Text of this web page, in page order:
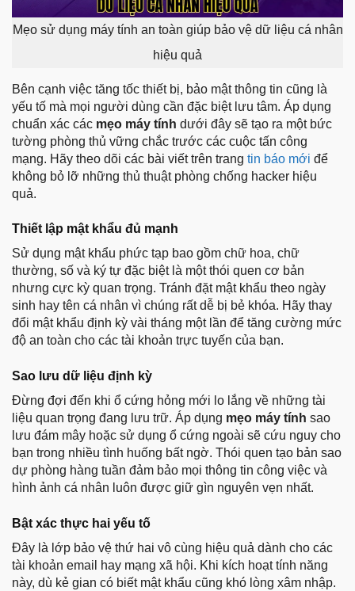
Mẹo sử dụng máy tính an toàn giúp bảo vệ dữ liệu cá nhân
hiệu quả
Bên cạnh việc tăng tốc thiết bị, bảo mật thông tin cũng là
yếu tố mà mọi người dùng cần đặc biệt lưu tâm. Áp dụng
chuẩn xác các mẹo máy tính dưới đây sẽ tạo ra một bức
tường phòng thủ vững chắc trước các cuộc tấn công
mạng. Hãy theo dõi các bài viết trên trang tin báo mới để
không bỏ lỡ những thủ thuật phòng chống hacker hiệu
quả.
Thiết lập mật khẩu đủ mạnh
Sử dụng mật khẩu phức tạp bao gồm chữ hoa, chữ
thường, số và ký tự đặc biệt là một thói quen cơ bản
nhưng cực kỳ quan trọng. Tránh đặt mật khẩu theo ngày
sinh hay tên cá nhân vì chúng rất dễ bị bẻ khóa. Hãy thay
đổi mật khẩu định kỳ vài tháng một lần để tăng cường mức
độ an toàn cho các tài khoản trực tuyến của bạn.
Sao lưu dữ liệu định kỳ
Đừng đợi đến khi ổ cứng hỏng mới lo lắng về những tài
liệu quan trọng đang lưu trữ. Áp dụng mẹo máy tính sao
lưu đám mây hoặc sử dụng ổ cứng ngoài sẽ cứu nguy cho
bạn trong nhiều tình huống bất ngờ. Thói quen tạo bản sao
dự phòng hàng tuần đảm bảo mọi thông tin công việc và
hình ảnh cá nhân luôn được giữ gìn nguyên vẹn nhất.
Bật xác thực hai yếu tố
Đây là lớp bảo vệ thứ hai vô cùng hiệu quả dành cho các
tài khoản email hay mạng xã hội. Khi kích hoạt tính năng
này, dù kẻ gian có biết mật khẩu cũng khó lòng xâm nhập.